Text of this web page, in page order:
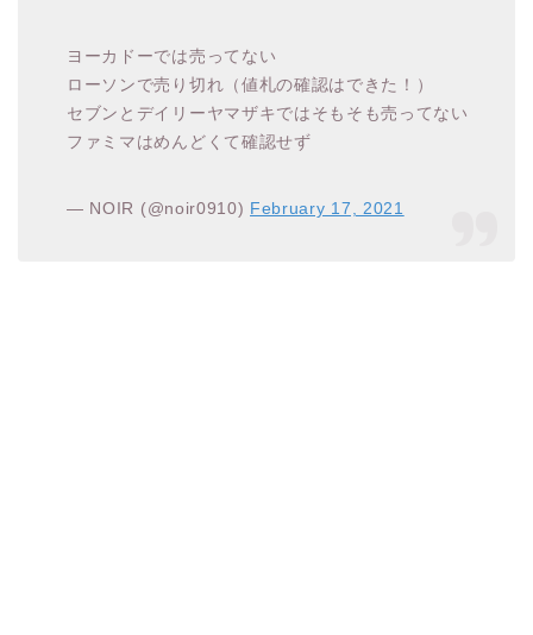
ヨーカドーでは売ってない
ローソンで売り切れ（値札の確認はできた！）
セブンとデイリーヤマザキではそもそも売ってない
ファミマはめんどくて確認せず
— NOIR (@noir0910) February 17, 2021